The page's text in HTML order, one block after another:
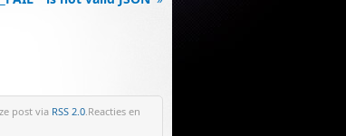
post via RSS 2.0.Reacties en